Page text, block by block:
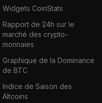
Widgets CoinStats
Rapport de 24h sur le
marché des crypto-
monnaies
Graphique de la Dominance
de BTC
Indice de Saison des
Altcoins